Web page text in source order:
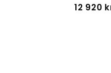
12 920